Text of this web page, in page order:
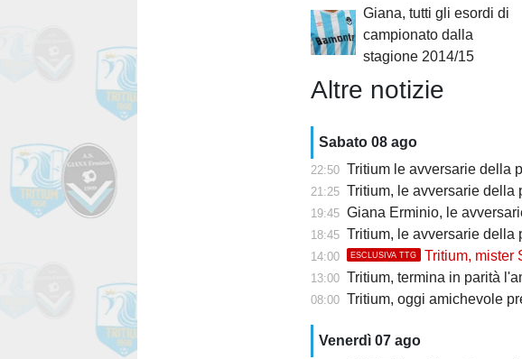
Giana, tutti gli esordi di
campionato dalla
stagione 2014/15
Altre notizie
Sabato 08 ago
22:50 Tritium le avversarie della
21:25 Tritium, le avversarie della
19:45 Giana Erminio, le
18:45 Tritium, le avversarie della
14:00 ESCLUSIVA TTG Tritium, mister
13:00 Tritium, termina in parità
08:00 Tritium, oggi amichevole
Venerdì 07 ago